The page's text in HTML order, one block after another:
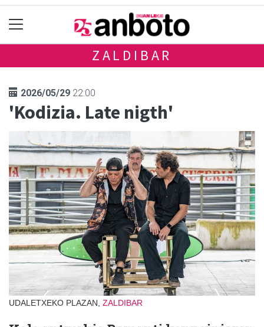
ZALDIBAR
2026/05/29 22:00
'Kodizia. Late nigth'
UDALETXEKO PLAZAN, ZALDIBAR